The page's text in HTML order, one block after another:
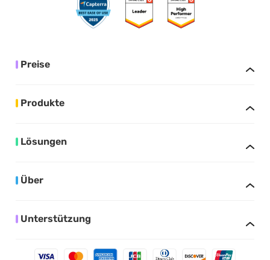
Preise
Produkte
Lösungen
Über
Unterstützung